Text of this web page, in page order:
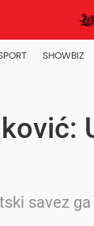
SHOWBIZ
savez